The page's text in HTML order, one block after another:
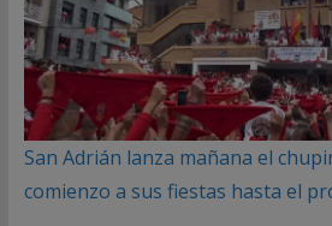
San Adrián lanza mañana el
comienzo a sus fiestas hasta el